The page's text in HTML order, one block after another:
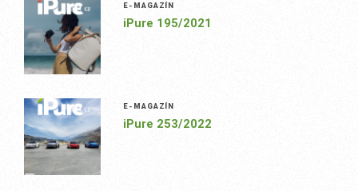
E-MAGAZÍN
iPure 195/2021
E-MAGAZÍN
iPure 253/2022